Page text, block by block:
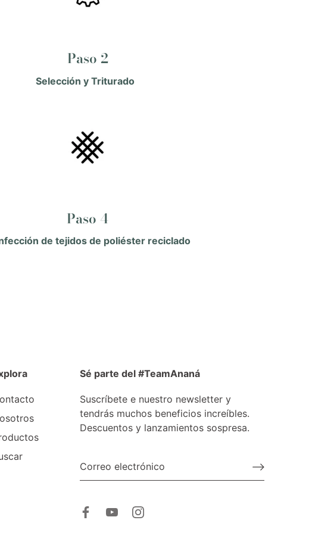
Paso 2
Selección y Triturado
Paso 4
de tejidos de poliéster reciclado
Sé parte del #TeamAnaná
Suscríbete e nuestro newsletter y
tendrás muchos beneficios increíbles.
Descuentos y lanzamientos sospresa.